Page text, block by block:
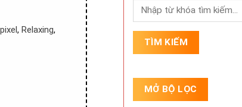
, Relaxing,